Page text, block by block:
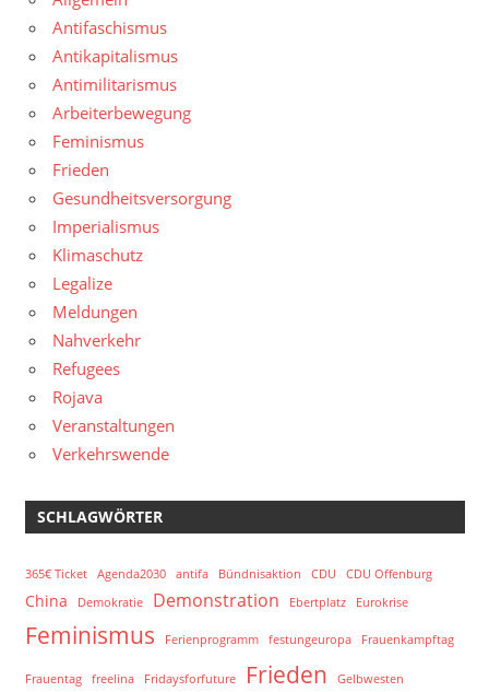
Antifaschismus
Antikapitalismus
Antimilitarismus
Arbeiterbewegung
Feminismus
Frieden
Gesundheitsversorgung
Imperialismus
Klimaschutz
Legalize
Meldungen
Nahverkehr
Refugees
Rojava
Veranstaltungen
Verkehrswende
SCHLAGWÖRTER
365€ Ticket Agenda2030 antifa Bündnisaktion CDU CDU Offenburg
China Demokratie Demonstration Ebertplatz Eurokrise
Feminismus Ferienprogramm festungeuropa Frauenkampftag
Frauentag freelina Fridaysforfuture Frieden Gelbwesten